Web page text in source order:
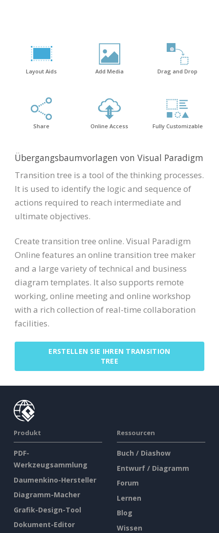
Layout Aids Add Media Drag and Drop
Share Online Access Fully Customizable
Übergangsbaumvorlagen von Visual Paradigm
Transition tree is a tool of the thinking processes.
It is used to identify the logic and sequence of
actions required to reach intermediate and
ultimate objectives.
Create transition tree online. Visual Paradigm
Online features an online transition tree maker
and a large variety of technical and business
diagram templates. It also supports remote
working, online meeting and online workshop
with a rich collection of real-time collaboration
facilities.
ERSTELLEN SIE IHREN TRANSITION
TREE
Produkt
PDF-
Werkzeugsammlung
Daumenkino-Hersteller
Diagramm-Macher
Grafik-Design-Tool
Dokument-Editor
Ressourcen
Buch / Diashow
Entwurf / Diagramm
Forum
Lernen
Blog
Wissen